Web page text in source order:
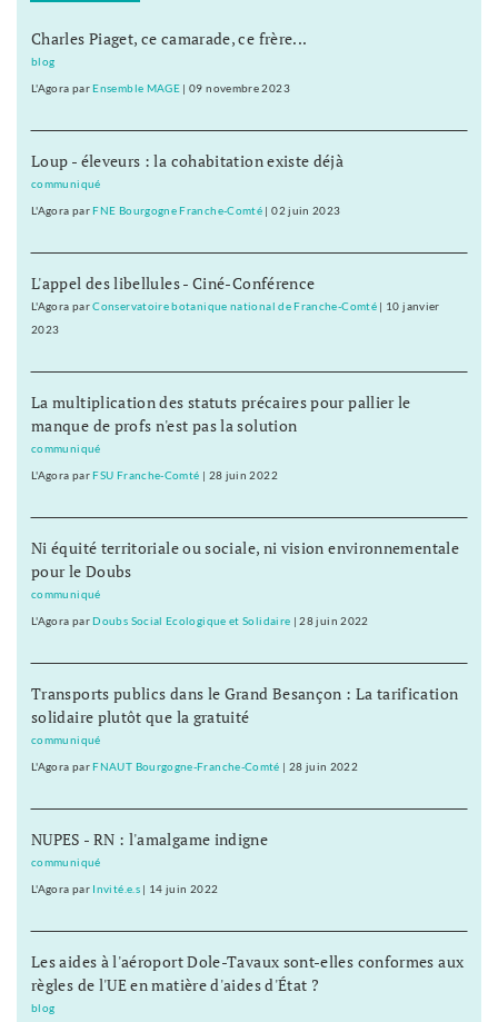
Charles Piaget, ce camarade, ce frère...
blog
L'Agora parEnsemble MAGE |09 novembre 2023
Loup - éleveurs : la cohabitation existe déjà
communiqué
L'Agora parFNE Bourgogne Franche-Comté |02 juin 2023
L'appel des libellules - Ciné-Conférence
L'Agora parConservatoire botanique national de Franche-Comté| 10 janvier
2023
La multiplication des statuts précaires pour pallier le
manque de profs n'est pas la solution
communiqué
L'Agora parFSU Franche-Comté | 28 juin 2022
Ni équité territoriale ou sociale, ni vision environnementale
pour le Doubs
communiqué
L'Agora parDoubs Social Ecologique et Solidaire |28 juin 2022
Transports publics dans le Grand Besançon : La tarification
solidaire plutôt que la gratuité
communiqué
L'Agora parFNAUT Bourgogne-Franche-Comté | 28 juin 2022
NUPES - RN : l'amalgame indigne
communiqué
L'Agora par Invité.e.s| 14 juin 2022
Les aides à l'aéroport Dole-Tavaux sont-elles conformes aux
règles de l'UE en matière d'aides d'État ?
blog